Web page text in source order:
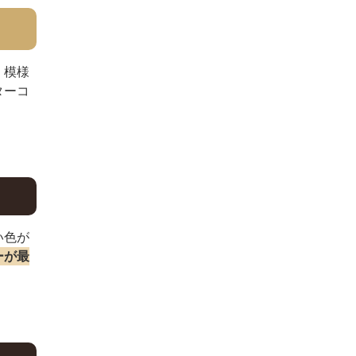
模様
コ
色が
が最